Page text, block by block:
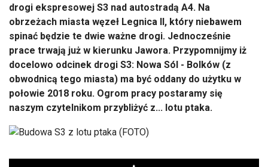
drogi ekspresowej S3 nad autostradą A4. Na
obrzeżach miasta węzeł Legnica II, który niebawem
spinać będzie te dwie ważne drogi. Jednocześnie
prace trwają już w kierunku Jawora. Przypomnijmy iż
docelowo odcinek drogi S3: Nowa Sól - Bolków (z
obwodnicą tego miasta) ma być oddany do użytku w
połowie 2018 roku. Ogrom pracy postaramy się
naszym czytelnikom przybliżyć z... lotu ptaka.